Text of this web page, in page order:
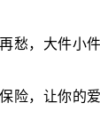
愁，大件小
险，让你的